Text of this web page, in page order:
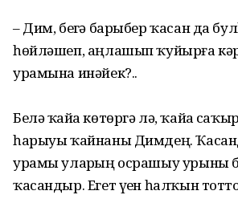
– Дим, беҙгә барыбер ҡасан да
һөйләшеп, аңлашып ҡуйырға
урамына инәйек?..
Белә ҡайҙа көтөргә лә, ҡайҙа
һарыуы ҡайнаны Димдең.
урамы уларҙың осрашыу урыны
ҡасандыр. Егет үҙен һалҡын